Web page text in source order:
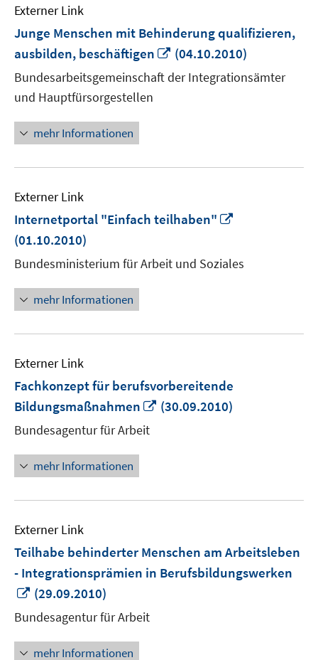
Externer Link
Junge Menschen mit Behinderung qualifizieren,
ausbilden, beschäftigen
In
neuem
Fenster
(04.10.2010)
Bundesarbeitsgemeinschaft der Integrationsämter
und Hauptfürsorgestellen
mehr Informationen
Externer Link
Internetportal "Einfach teilhaben"
öffnen
(01.10.2010)
Bundesministerium für Arbeit und Soziales
mehr Informationen
Externer Link
Fachkonzept für berufsvorbereitende
Bildungsmaßnahmen
In
(30.09.2010)
Bundesagentur für Arbeit
mehr Informationen
Externer Link
Teilhabe behinderter Menschen am Arbeitsleben
- Integrationsprämien in Berufsbildungswerken
In
neuem
Fenster
öffnen
(29.09.2010)
Bundesagentur für Arbeit
mehr Informationen